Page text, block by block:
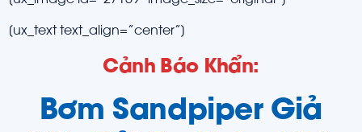
[ux_text text_align=”center”]
Cảnh Báo Khẩn:
Bơm Sandpiper Giả